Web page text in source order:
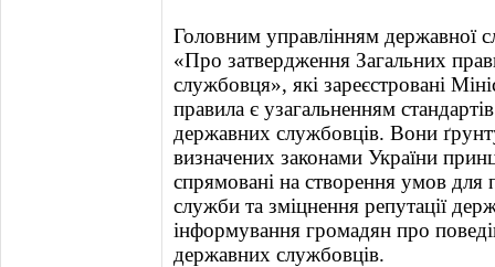
Головним управлінням державної
«Про затвердження Загальних
службовця», які зареєстровані
правила є узагальненням
державних службовців. Вони
визначених законами України
спрямовані на створення умов для
служби та зміцнення репутації
інформування громадян про
державних службовців.